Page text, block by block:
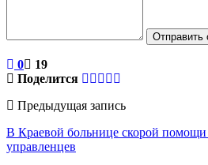
Отправить
0
19
Поделится
Предыдущая запись
В Краевой больнице скорой
управленцев